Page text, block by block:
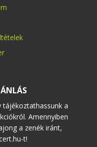
tájékoztathassunk a
Amennyiben
a zenék iránt,
t!